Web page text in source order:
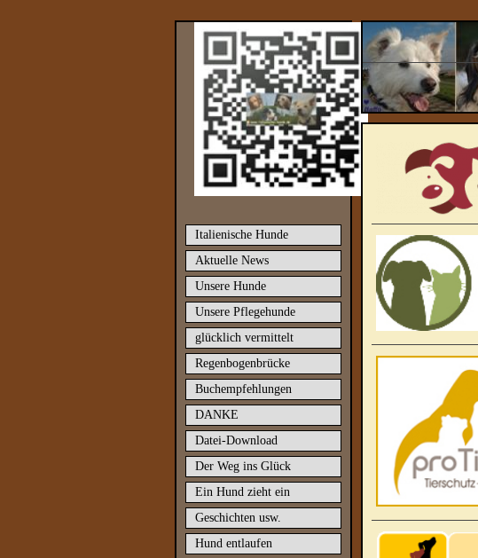
Italienische Hunde
Aktuelle News
Unsere Hunde
Unsere Pflegehunde
glücklich vermittelt
Regenbogenbrücke
Buchempfehlungen
DANKE
Datei-Download
Der Weg ins Glück
Ein Hund zieht ein
Geschichten usw.
Hund entlaufen